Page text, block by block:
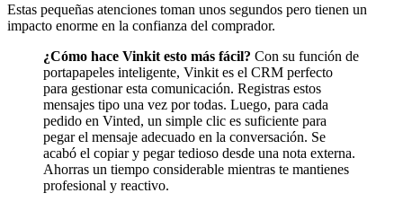
Estas pequeñas atenciones toman unos segundos pero tienen un
impacto enorme en la confianza del comprador.
¿Cómo hace Vinkit esto más fácil? Con su función de
portapapeles inteligente, Vinkit es el CRM perfecto
para gestionar esta comunicación. Registras estos
mensajes tipo una vez por todas. Luego, para cada
pedido en Vinted, un simple clic es suficiente para
pegar el mensaje adecuado en la conversación. Se
acabó el copiar y pegar tedioso desde una nota externa.
Ahorras un tiempo considerable mientras te mantienes
profesional y reactivo.